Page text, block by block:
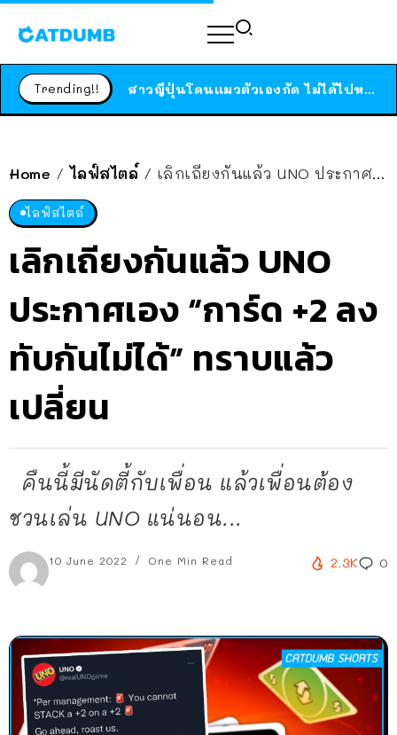
Trending!! ได้เวลาเด็กหนวดรวมตัว RF Online Next เปิดให้เล่นแล้ว เกม Sci-Fi MMORPG ระดับตำนาน เล่นได้ทั้งมือถือและ PC
Home / ไลฟ์สไตล์ / เลิกเถียงกันแล้ว UNO ประกาศเอง “การ์ด +2 ลงทับกันไม่ได้” ทราบแล้วเปลี่ยน
ไลฟ์สไตล์
เลิกเถียงกันแล้ว UNO
ประกาศเอง “การ์ด +2 ลง
ทับกันไม่ได้” ทราบแล้ว
เปลี่ยน
คืนนี้มีนัดตี้กับเพื่อน แล้วเพื่อนต้อง
ชวนเล่น UNO แน่นอน...
10 June 2022 One Min Read 2.3K 0